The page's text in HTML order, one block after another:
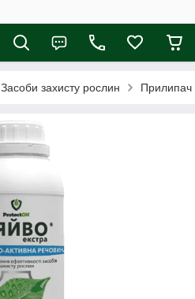
Засоби захисту рослин Прилипач